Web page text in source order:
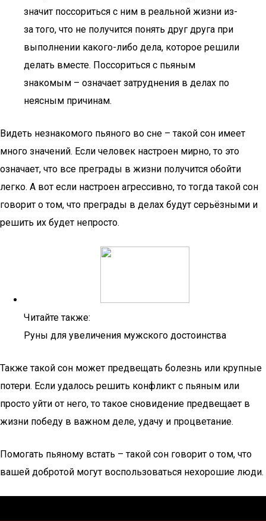
значит поссориться с ним в реальной жизни из-
за того, что не получится понять друг друга при
выполнении какого-либо дела, которое решили
делать вместе. Поссориться с пьяным
знакомым – означает затруднения в делах по
неясным причинам.
Видеть незнакомого пьяного во сне – такой сон имеет
много значений. Если человек настроен мирно, то это
означает, что все преграды в жизни получится обойти
легко. А вот если настроен агрессивно, то тогда такой сон
говорит о том, что преграды в делах будут серьёзными и
решить их будет непросто.
Читайте также:
Руны для увеличения мужского достоинства
Также такой сон может предвещать болезнь или крупные
потери. Если удалось решить конфликт с пьяным или
просто уйти от него, то такое сновидение предвещает в
жизни победу в важном деле, удачу и процветание.
Помогать пьяному встать – такой сон говорит о том, что
вашей добротой могут воспользоваться нехорошие люди.